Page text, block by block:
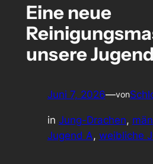
Eine neue
unsere Jugend
Juni 7, 2026—von
in Jung-Drachen,
Jugend A, weibliche